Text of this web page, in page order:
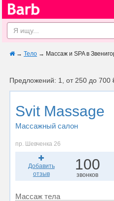
→ Тело → Массаж и SPA в
Предложений: 1, от 250 до 700
Svit Massage
Массажный салон
пр. Шевченка 26
Добавить
отзыв
100
звонков
Массаж тела